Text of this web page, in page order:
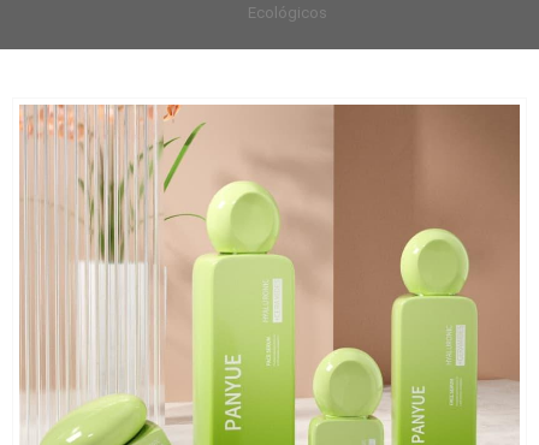
Ecológicos